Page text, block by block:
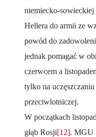
niemiecko-
Hellera do armii ze
powód do
jednak pomagać w
czerwcem a
tylko na
przeciwlotniczej.
W początkach
głąb Rosji[12]. MGU